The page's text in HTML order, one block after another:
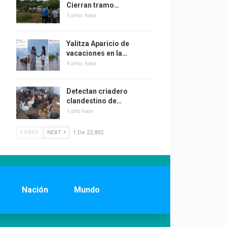
Cierran tramo…
5 años hace
Yalitza Aparicio de
vacaciones en la…
4 años hace
Detectan criadero
clandestino de…
1 año hace
PREV NEXT 1 De 22,802
Nación Mundo